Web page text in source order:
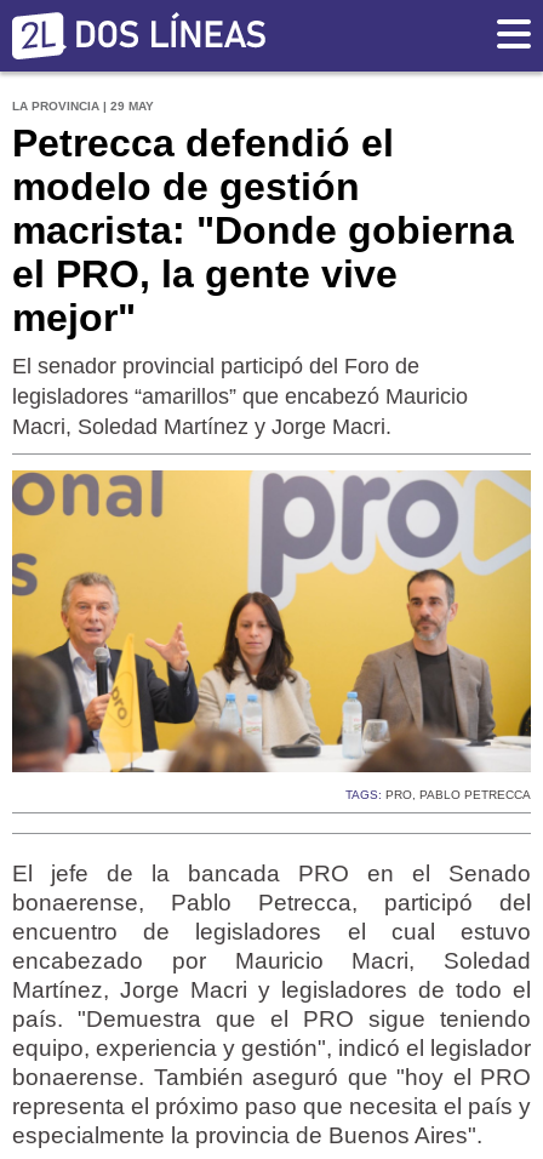
LA PROVINCIA | 29 MAY
Petrecca defendió el
modelo de gestión
macrista: "Donde gobierna
el PRO, la gente vive
mejor"
El senador provincial participó del Foro de
legisladores “amarillos” que encabezó Mauricio
Macri, Soledad Martínez y Jorge Macri.
TAGS: PRO, PABLO PETRECCA
El jefe de la bancada PRO en el Senado
bonaerense, Pablo Petrecca, participó del
encuentro de legisladores el cual estuvo
encabezado por Mauricio Macri, Soledad
Martínez, Jorge Macri y legisladores de todo el
país. "Demuestra que el PRO sigue teniendo
equipo, experiencia y gestión", indicó el legislador
bonaerense. También aseguró que "hoy el PRO
representa el próximo paso que necesita el país y
especialmente la provincia de Buenos Aires".